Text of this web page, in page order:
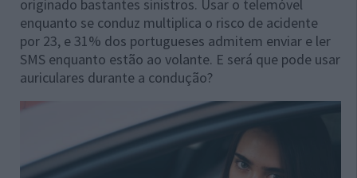
originado bastantes sinistros. Usar o telemóvel
enquanto se conduz multiplica o risco de acidente
por 23, e 31% dos portugueses admitem enviar e ler
SMS enquanto estão ao volante. E será que pode usar
auriculares durante a condução?